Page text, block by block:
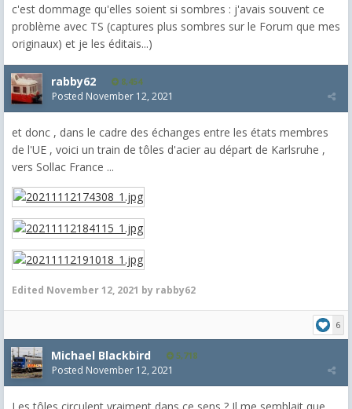
c'est dommage qu'elles soient si sombres : j'avais souvent ce
problème avec TS (captures plus sombres sur le Forum que mes
originaux) et je les éditais...)
rabby62 8,454
Posted November 12, 2021
et donc , dans le cadre des échanges entre les états membres
de l'UE , voici un train de tôles d'acier au départ de Karlsruhe ,
vers Sollac France ...
Edited November 12, 2021 by rabby62
6
Michael Blackbird 5,718
Posted November 12, 2021
Les tôles circulent vraiment dans ce sens ? Il me semblait que